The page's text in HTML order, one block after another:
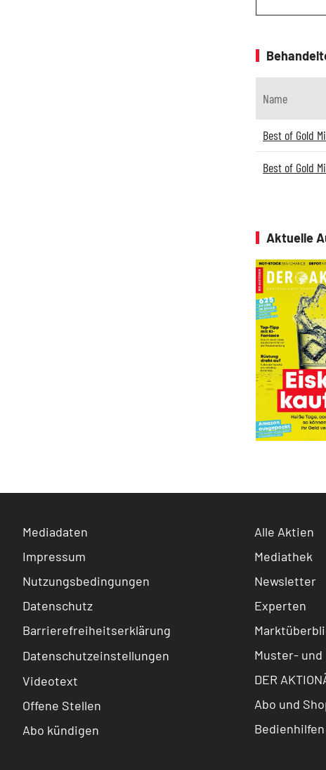
Name
Best of Gold
Best of Gold
Aktuelle
Mediadaten
Impressum
Nutzungsbedingungen
Datenschutz
Barrierefreiheitserklärung
Datenschutzeinstellungen
Videotext
Offene Stellen
Abo kündigen
Alle Aktien
Mediathek
Newsletter
Experten
Muster- und
DER
Abo und
Bedienhilfen